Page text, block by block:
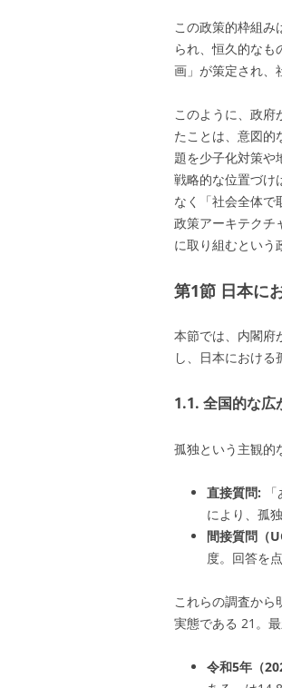
この政策的枠組み
られ、恒久的なも
画」が策定され、
このように、政府
たことは、意図的
題を少子化対策や
戦略的な位置づけ
なく「社会全体で
政策アーキテクチ
に取り組むという
第1節 日本に
本節では、内閣府
し、日本におけ
1.1. 全国的な広
孤独という主観的
直接質問:
により、孤
間接質問（
度。回答を
これらの調査から
実態である 21 。
令和5年（